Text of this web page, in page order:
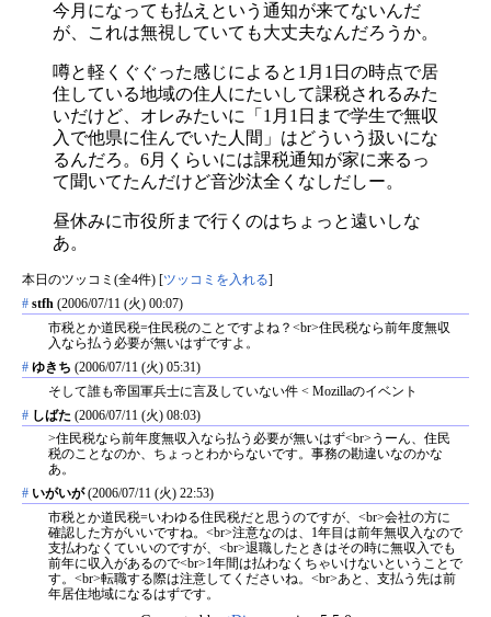
今月になっても払えという通知が来てないんだ
が、これは無視していても大丈夫なんだろうか。
噂と軽くぐぐった感じによると1月1日の時点で居
住している地域の住人にたいして課税されるみた
いだけど、オレみたいに「1月1日まで学生で無収
入で他県に住んでいた人間」はどういう扱いにな
るんだろ。6月くらいには課税通知が家に来るっ
て聞いてたんだけど音沙汰全くなしだしー。
昼休みに市役所まで行くのはちょっと遠いしな
あ。
本日のツッコミ(全4件) [ ツッコミを入れる
# stfh (2006/07/11 (火) 00:07)
市税とか道民税=住民税のことですよね？<br>住民税なら前年度無収
入なら払う必要が無いはずですよ。
# ゆきち (2006/07/11 (火) 05:31)
そして誰も帝国軍兵士に言及していない件 < Mozillaのイベント
# しばた (2006/07/11 (火) 08:03)
>住民税なら前年度無収入なら払う必要が無いはず<br>うーん、住民
税のことなのか、ちょっとわからないです。事務の勘違いなのかな
あ。
# いがいが (2006/07/11 (火) 22:53)
市税とか道民税=いわゆる住民税だと思うのですが、<br>会社の方に
確認した方がいいですね。<br>注意なのは、1年目は前年無収入なので
支払わなくていいのですが、<br>退職したときはその時に無収入でも
前年に収入があるので<br>1年間は払わなくちゃいけないということで
す。<br>転職する際は注意してくださいね。<br>あと、支払う先は前
年居住地域になるはずです。